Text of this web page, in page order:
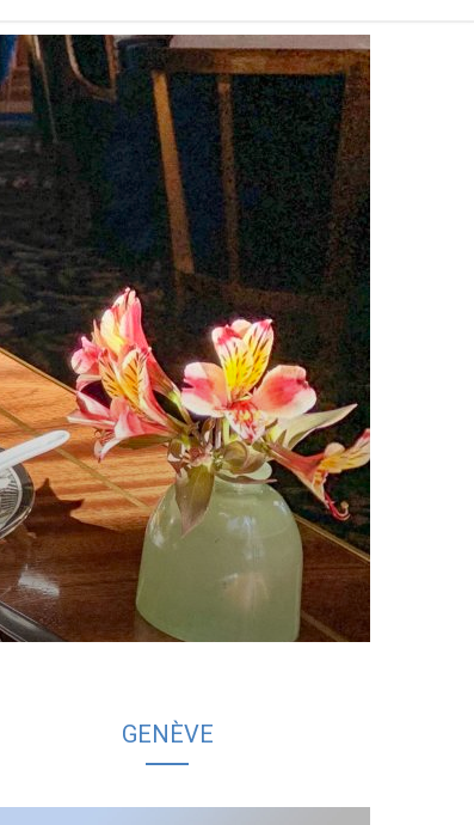
a
c
b
o
o
k
n
s
t
a
g
r
a
m
GENÈVE